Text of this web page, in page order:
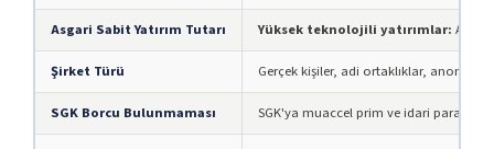
Asgari Sabit Yatırım Tutarı Yüksek teknolojili yatırımlar: Asgari
Şirket Türü Gerçek kişiler, adi ortaklıklar, anonim
SGK Borcu Bulunmaması SGK'ya muaccel prim ve idari para